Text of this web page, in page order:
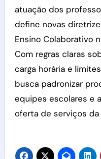
atuação dos
define novas
Ensino Colaborativo
Com regras claras
carga horária e
busca padronizar
equipes escolares e
oferta de serviços da